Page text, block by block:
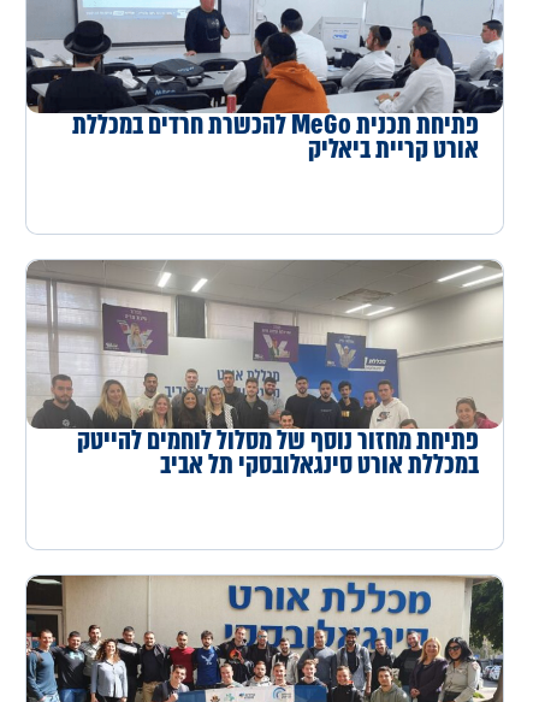
פתיחת תכנית MeGo להכשרת חרדים במכללת
אורט קריית ביאליק
פתיחת מחזור נוסף של מסלול לוחמים להייטק
במכללת אורט סינגאלובסקי תל אביב